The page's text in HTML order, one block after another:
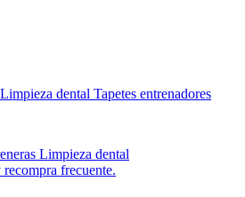
Limpieza dental Tapetes entrenadores
Limpieza dental
frecuente.